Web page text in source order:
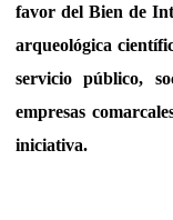
favor del Bien de
arqueológica
servicio público,
empresas
iniciativa.